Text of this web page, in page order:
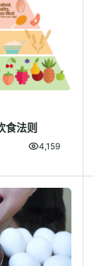
食法则
4,159